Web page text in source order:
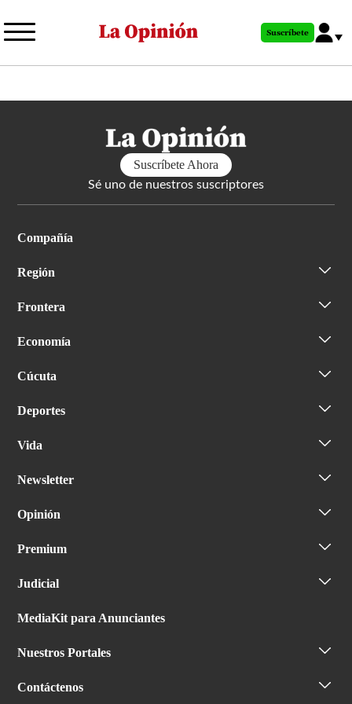
al
principal
Suscríbete
Suscríbete Ahora
Sé uno de nuestros suscriptores
Compañía
Región
Frontera
Economía
Cúcuta
Deportes
Vida
Newsletter
Opinión
Premium
Judicial
MediaKit para Anunciantes
Nuestros Portales
Contáctenos